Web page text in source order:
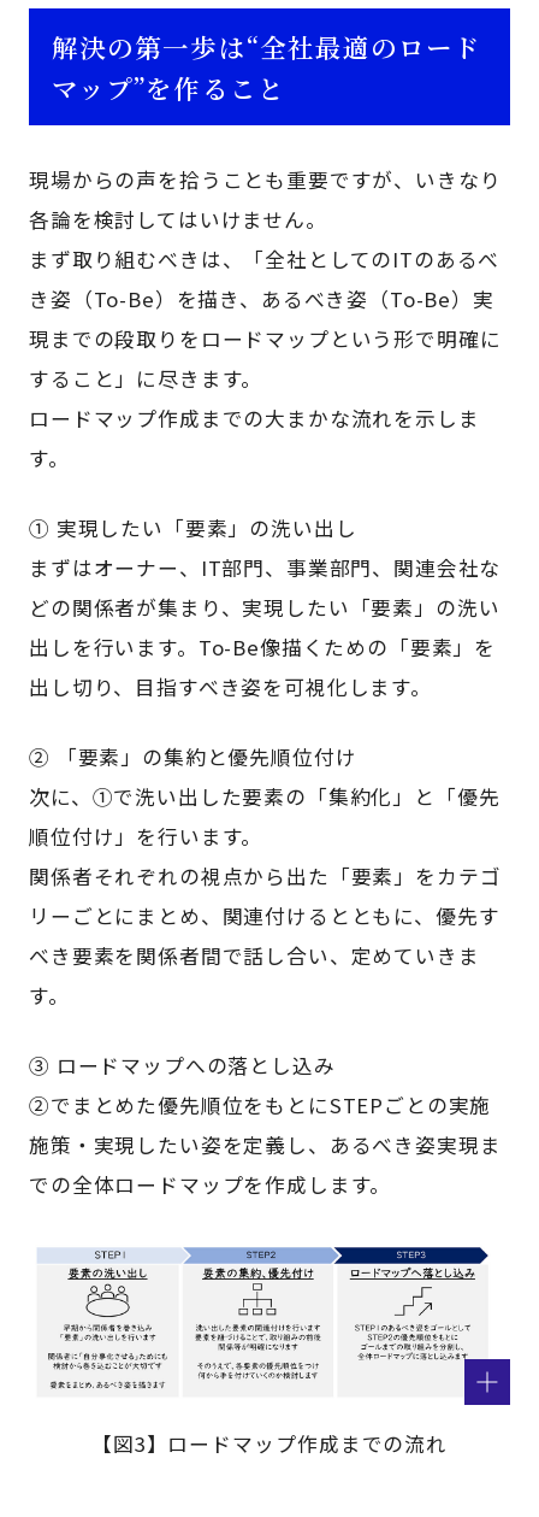
解決の第一歩は“全社最適のロード
マップ”を作ること
現場からの声を拾うことも重要ですが、いきなり
各論を検討してはいけません。
まず取り組むべきは、「全社としてのITのあるべ
き姿（To-Be）を描き、あるべき姿（To-Be）実
現までの段取りをロードマップという形で明確に
すること」に尽きます。
ロードマップ作成までの大まかな流れを示しま
す。
① 実現したい「要素」の洗い出し
まずはオーナー、IT部門、事業部門、関連会社な
どの関係者が集まり、実現したい「要素」の洗い
出しを行います。To-Be像描くための「要素」を
出し切り、目指すべき姿を可視化します。
② 「要素」の集約と優先順位付け
次に、➀で洗い出した要素の「集約化」と「優先
順位付け」を行います。
関係者それぞれの視点から出た「要素」をカテゴ
リーごとにまとめ、関連付けるとともに、優先す
べき要素を関係者間で話し合い、定めていきま
す。
③ ロードマップへの落とし込み
②でまとめた優先順位をもとにSTEPごとの実施
施策・実現したい姿を定義し、あるべき姿実現ま
での全体ロードマップを作成します。
【図3】ロードマップ作成までの流れ